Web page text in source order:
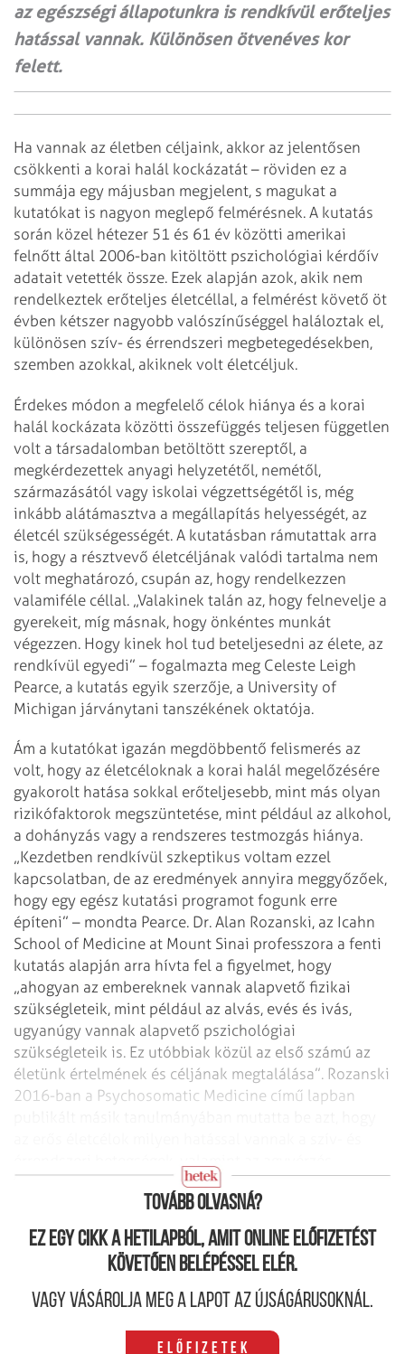
az egészségi állapotunkra is rendkívül erőteljes
hatással vannak. Különösen ötvenéves kor
felett.
Ha vannak az életben céljaink, akkor az jelentősen
csökkenti a korai halál kockázatát – röviden ez a
summája egy májusban megjelent, s magukat a
kutatókat is nagyon meglepő felmérésnek. A kutatás
során közel hétezer 51 és 61 év közötti amerikai
felnőtt által 2006-ban kitöltött pszichológiai kérdőív
adatait vetették össze. Ezek alapján azok, akik nem
rendelkeztek erőteljes életcéllal, a felmérést követő öt
évben kétszer nagyobb valószínűséggel haláloztak el,
különösen szív- és érrendszeri megbetegedésekben,
szemben azokkal, akiknek volt életcéljuk.
Érdekes módon a megfelelő célok hiánya és a korai
halál kockázata közötti összefüggés teljesen független
volt a társadalomban betöltött szereptől, a
megkérdezettek anyagi helyzetétől, nemétől,
származásától vagy iskolai végzettségétől is, még
inkább alátámasztva a megállapítás helyességét, az
életcél szükségességét. A kutatásban rámutattak arra
is, hogy a résztvevő életcéljának valódi tartalma nem
volt meghatározó, csupán az, hogy rendelkezzen
valamiféle céllal. „Valakinek talán az, hogy felnevelje a
gyerekeit, míg másnak, hogy önkéntes munkát
végezzen. Hogy kinek hol tud beteljesedni az élete, az
rendkívül egyedi” – fogalmazta meg Celeste Leigh
Pearce, a kutatás egyik szerzője, a University of
Michigan járványtani tanszékének oktatója.
Ám a kutatókat igazán megdöbbentő felismerés az
volt, hogy az életcéloknak a korai halál megelőzésére
gyakorolt hatása sokkal erőteljesebb, mint más olyan
rizikófaktorok megszüntetése, mint például az alkohol,
a dohányzás vagy a rendszeres testmozgás hiánya.
„Kezdetben rendkívül szkeptikus voltam ezzel
kapcsolatban, de az eredmények annyira meggyőzőek,
hogy egy egész kutatási programot fogunk erre
építeni” – mondta Pearce. Dr. Alan Rozanski, az Icahn
School of Medicine at Mount Sinai professzora a fenti
kutatás alapján arra hívta fel a figyelmet, hogy
„ahogyan az embereknek vannak alapvető fizikai
szükségleteik, mint például az alvás, evés és ivás,
ugyanúgy vannak alapvető pszichológiai
szükségleteik is. Ez utóbbiak közül az első számú az
életünk értelmének és céljának megtalálása”. Rozanski
2016-ban a Psychosomatic Medicine című lapban
kockázatának csökkentésére.
Tovább olvasná?
Ez egy cikk a hetilapból, amit online előfizetést
követően belépéssel elér.
Vagy vásárolja meg a lapot az újságárusoknál.
Előfizetek